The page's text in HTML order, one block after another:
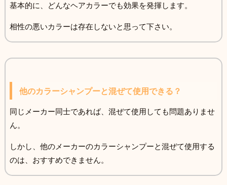
基本的に、どんなヘアカラーでも効果を発揮します。
相性の悪いカラーは存在しないと思って下さい。
他のカラーシャンプーと混ぜて使用できる？
同じメーカー同士であれば、混ぜて使用しても問題ありませ
ん。
しかし、他のメーカーのカラーシャンプーと混ぜて使用する
のは、おすすめできません。